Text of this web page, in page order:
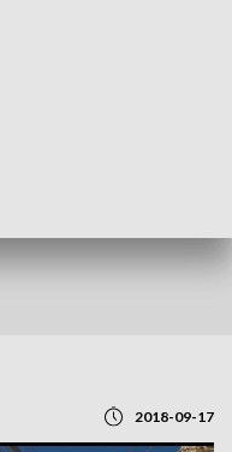
2018-09-17